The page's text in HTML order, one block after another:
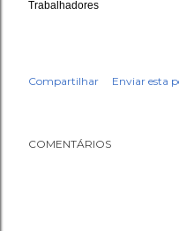
Trabalhadores
Compartilhar Enviar esta
COMENTÁRIOS